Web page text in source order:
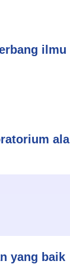
ilmu
yang baik